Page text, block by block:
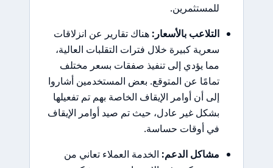
للمستثمرين.
التلاعب بالأسعار: هناك تقارير عن انزلاقات
سعرية كبيرة خلال فترات التقلبات العالية،
مما يؤدي إلى تنفيذ صفقات بسعر مختلف
تمامًا عن المتوقع. بعض المستخدمين أشاروا
إلى أن أوامر الإيقاف الخاصة بهم تم تفعيلها
بشكل غير عادل، حيث تم صيد أوامر الإيقاف
في أوقات حساسة.
مشاكل الدعم: الخدمة العملاء تعاني من